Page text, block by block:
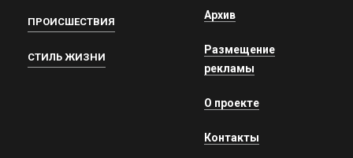
ПРОИСШЕСТВИЯ
СТИЛЬ ЖИЗНИ
Архив
Размещение
рекламы
О проекте
Контакты